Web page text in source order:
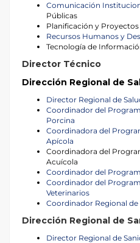
Comunicación
Públicas
Planificación y Proyectos
Recursos Humanos y
Tecnología de
Director Técnico
Dirección Regional de
Director Regional de
Coordinador del
Porcina
Coordinadora del
Apícola
Coordinadora del
Acuícola
Coordinador del
Coordinador del
Veterinarios
Coordinador Regional
Dirección Regional de
Director Regional de